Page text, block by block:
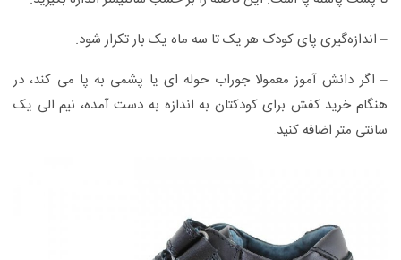
– اندازه‌گیری پای کودک هر یک تا سه ماه یک بار تکرار شود.
– اگر دانش آموز معمولا جوراب حوله ای یا پشمی به پا می کند، در
هنگام خرید کفش برای کودکتان به اندازه به دست آمده، نیم الی یک
سانتی متر اضافه کنید.